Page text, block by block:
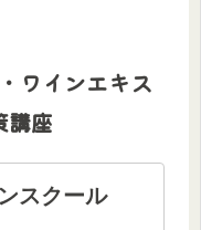
ワインエキス
講座
スクール